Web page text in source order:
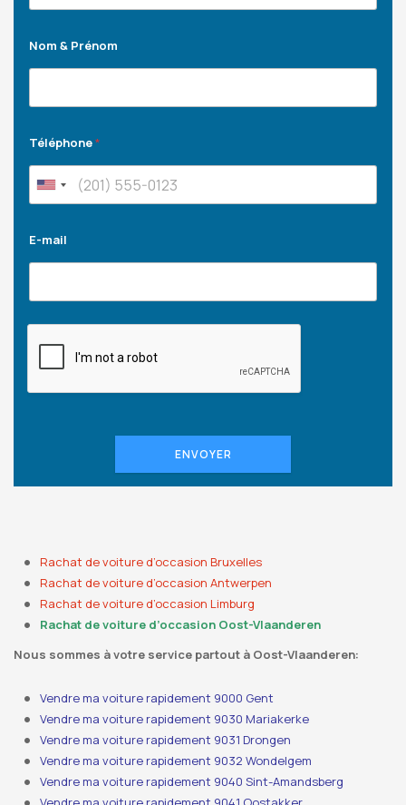
Nom & Prénom
Téléphone*
E-mail
ENVOYER
Rachat de voiture d’occasion Bruxelles
Rachat de voiture d’occasion Antwerpen
Rachat de voiture d’occasion Limburg
Rachat de voiture d’occasion Oost-Vlaanderen
Nous sommes à votre service partout à Oost-Vlaanderen:
Vendre ma voiture rapidement 9000 Gent
Vendre ma voiture rapidement 9030 Mariakerke
Vendre ma voiture rapidement 9031 Drongen
Vendre ma voiture rapidement 9032 Wondelgem
Vendre ma voiture rapidement 9040 Sint-Amandsberg